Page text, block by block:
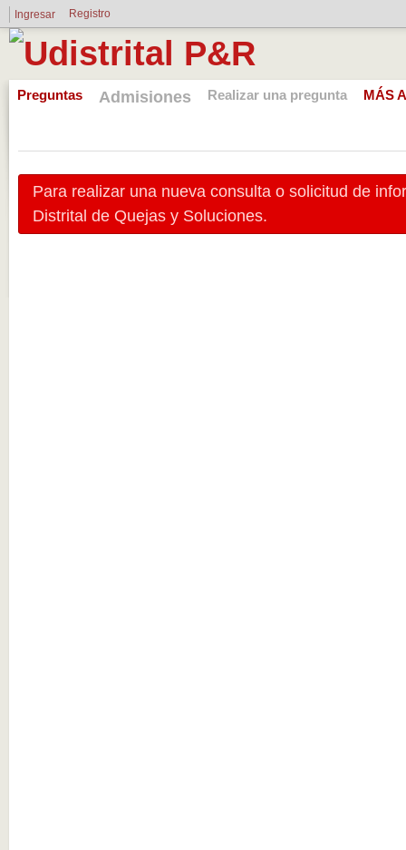
Ingresar Registro
Preguntas Admisiones Realizar una pregunta MÁS
Para realizar una nueva consulta o solicitud de
Distrital de Quejas y Soluciones.